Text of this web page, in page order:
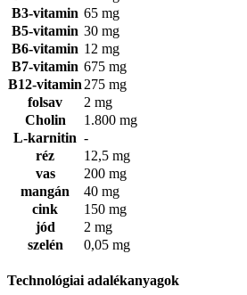
B3-vitamin 65 mg
B5-vitamin 30 mg
B6-vitamin 12 mg
B7-vitamin 675 mg
B12-vitamin 275 mg
folsav
2 mg
Cholin
1.800 mg
L-karnitin -
réz
12,5 mg
vas
200 mg
mangán
40 mg
cink
150 mg
jód
2 mg
szelén
0,05 mg
Technológiai adalékanyagok